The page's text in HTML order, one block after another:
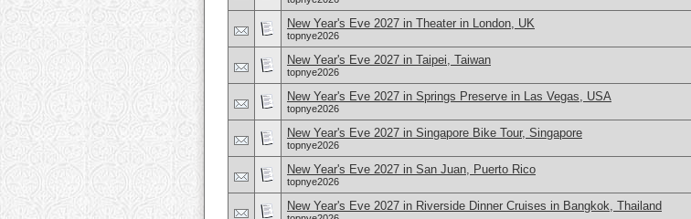
New Year's Eve 2027 in Theater in London, UK
topnye2026
New Year's Eve 2027 in Taipei, Taiwan
topnye2026
New Year's Eve 2027 in Springs Preserve in Las Vegas, USA
topnye2026
New Year's Eve 2027 in Singapore Bike Tour, Singapore
topnye2026
New Year's Eve 2027 in San Juan, Puerto Rico
topnye2026
New Year's Eve 2027 in Riverside Dinner Cruises in Bangkok, Thailand